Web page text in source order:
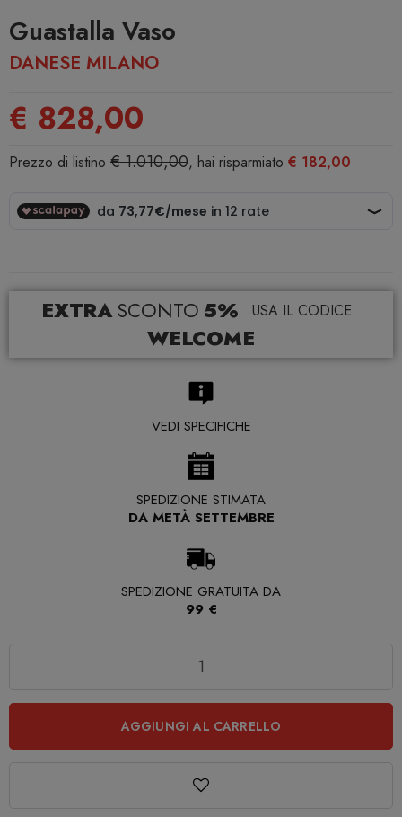
Guastalla Vaso
DANESE MILANO
€ 828,00
Prezzo di listino € 1.010,00, hai risparmiato € 182,00
EXTRASCONTO 5% USA IL CODICE
WELCOME
VEDI SPECIFICHE
SPEDIZIONE STIMATA
DA METÀ SETTEMBRE
SPEDIZIONE GRATUITA DA
99 €
AGGIUNGI AL CARRELLO